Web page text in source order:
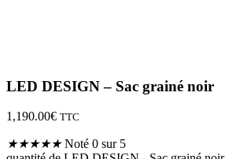
LED DESIGN – Sac grainé noir
1,190.00€ TTC
★★★★★ Noté 0 sur 5